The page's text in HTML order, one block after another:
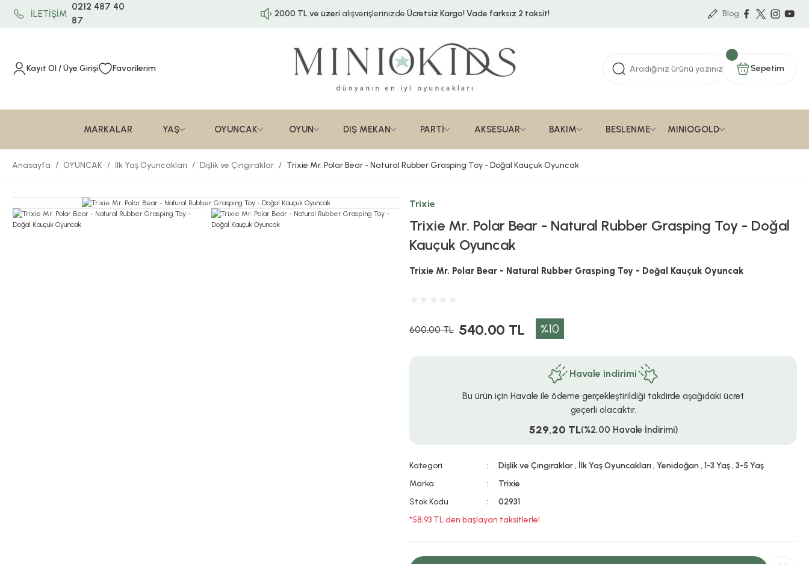
İLETİŞİM
0212 487 40
87
2000 TL ve üzerialışverişlerinizde Ücretsiz Kargo!Vade farksız 2 taksit! Blog
Kayıt Ol / Üye Girişi Favorilerim Sepetim
MARKALAR YAŞ OYUNCAK OYUN DIŞ MEKAN PARTİ AKSESUAR BAKIM BESLENME MINIOGOLD
Anasayfa OYUNCAK İlk Yaş Oyuncakları Dişlik ve Çıngıraklar Trixie Mr. Polar Bear - Natural Rubber Grasping Toy - Doğal Kauçuk Oyuncak
Trixie
Trixie Mr. Polar Bear - Natural Rubber Grasping Toy - Doğal
Kauçuk Oyuncak
Trixie Mr. Polar Bear - Natural Rubber Grasping Toy - Doğal Kauçuk Oyuncak
600,00 TL 540,00 TL %10
Havale indirimi
Bu ürün için Havale ile ödeme gerçekleştirildiği takdirde aşağıdaki ücret
geçerli olacaktır.
529,20 TL(%2,00 Havale İndirimi)
Kategori Dişlik ve Çıngıraklar, İlk Yaş Oyuncakları,Yenidoğan,1-3 Yaş,3-5 Yaş
Marka
Trixie
Stok Kodu
02931
*58,93 TL den başlayan taksitlerle!